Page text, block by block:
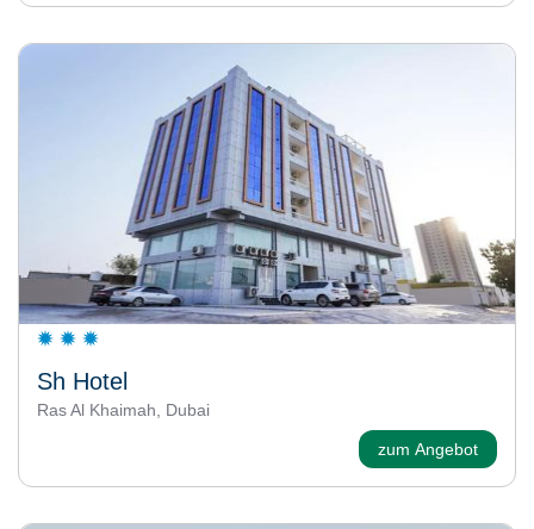
Sh Hotel
Ras Al Khaimah, Dubai
zum Angebot